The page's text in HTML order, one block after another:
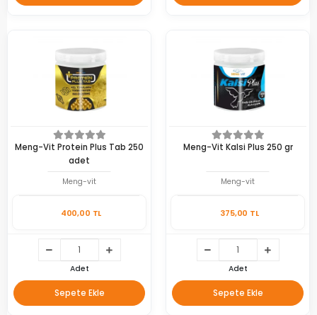
Meng-Vit Protein Plus Tab 250
adet
Meng-vit
400,00 TL
Adet
Sepete Ekle
Meng-Vit Kalsi Plus 250 gr
Meng-vit
375,00 TL
Adet
Sepete Ekle